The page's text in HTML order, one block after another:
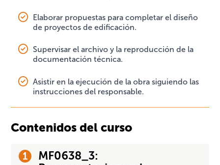
Elaborar propuestas para completar el diseño
de proyectos de edificación.
Supervisar el archivo y la reproducción de la
documentación técnica.
Asistir en la ejecución de la obra siguiendo las
instrucciones del responsable.
Contenidos del curso
MF0638_3: